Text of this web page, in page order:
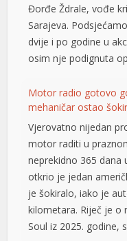
Đorđe Ždrale, vođe
Sarajeva.
dvije i po godine u
osim nje podignuta
Motor radio gotovo
mehaničar ostao
Vjerovatno nijedan
motor raditi u
neprekidno 365 dana
otkrio je jedan
je šokiralo, iako je
kilometara. Riječ je o
Soul iz 2025.